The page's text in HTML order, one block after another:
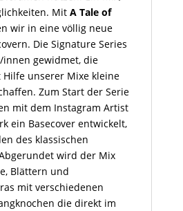
Mit A Tale of
wir in eine völlig neue
Die Signature Series
gewidmet, die
unserer Mixe kleine
Zum Start der Serie
mit dem Instagram Artist
ein Basecover entwickelt,
des klassischen
wird der Mix
Blättern und
mit verschiedenen
die direkt im